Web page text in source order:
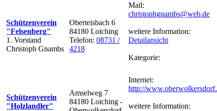
Schützenverein
"Felsenberg"
1. Vorstand
Christoph Gnambs
Oberteisbach 6
84180 Loiching
Telefon: 08731 /
4218
Mail:
christophgnambs@web.de
weitere Information:
Detailansicht
Kategorie:
Schützenverein
"Holzlandler"
Amselweg 7
84180 Loiching -
Internet:
http://
weitere Information: